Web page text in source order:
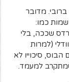
ברובי. מדובר
כמו:
שככה, בלי
(למרות
סיכוייו לא
שמתקרב למעמד.